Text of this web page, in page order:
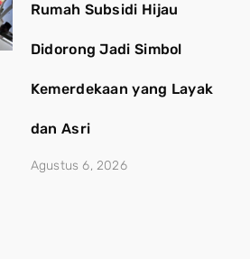
Rumah Subsidi Hijau
Didorong Jadi Simbol
Kemerdekaan yang Layak
dan Asri
Agustus 6, 2026